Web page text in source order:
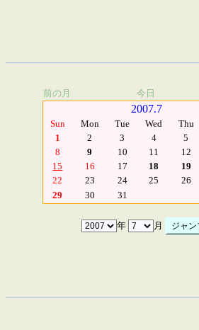
前の月 今日
2007.7
Sun Mon Tue Wed Thu
1
2 3 4 5
8
9 10 11 12
15
16 17 18 19
22
23 24 25 26
29
30 31
年 月